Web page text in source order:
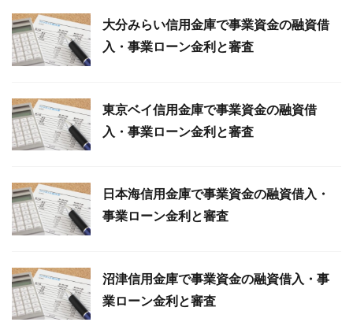
大分みらい信用金庫で事業資金の融資借
入・事業ローン金利と審査
東京ベイ信用金庫で事業資金の融資借
入・事業ローン金利と審査
日本海信用金庫で事業資金の融資借入・
事業ローン金利と審査
沼津信用金庫で事業資金の融資借入・事
業ローン金利と審査